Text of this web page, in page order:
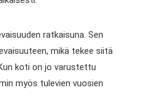
ratkaisuna. Sen
mikä tekee siitä
koti on jo varustettu
myös tulevien vuosien